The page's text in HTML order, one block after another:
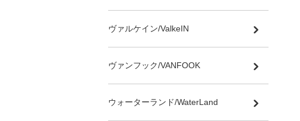
ヴァルケイン/ValkeIN
ヴァンフック/VANFOOK
ウォーターランド/WaterLand